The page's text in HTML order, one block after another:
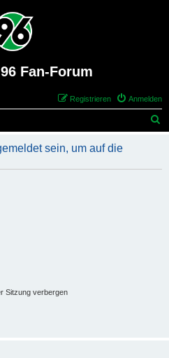
Fan-Forum
Anmelden
Registrieren
h
sein, um auf die
Sitzung verbergen